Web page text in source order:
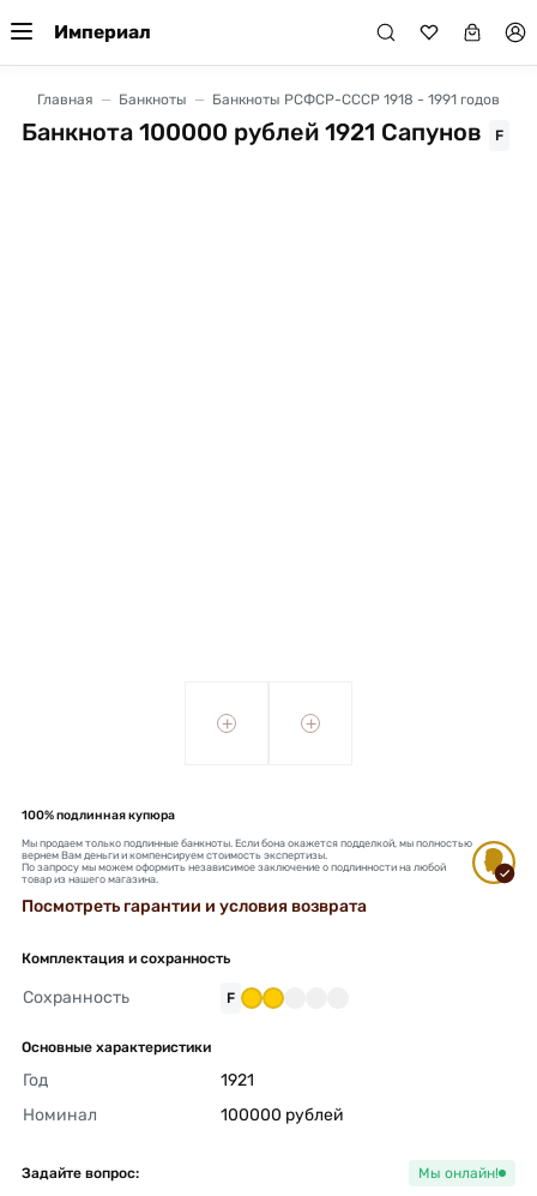
Империал
Главная Банкноты Банкноты РСФСР-СССР 1918 - 1991 годов
Банкнота 100000 рублей 1921 Сапунов F
+ +
100% подлинная купюра
Мы продаем только подлинные банкноты. Если бона окажется подделкой, мы полностью
вернем Вам деньги и компенсируем стоимость экспертизы.
По запросу мы можем оформить независимое заключение о подлинности на любой
товар из нашего магазина.
Посмотреть гарантии и условия возврата
Комплектация и сохранность
Сохранность F
Основные характеристики
Год
1921
Номинал
100000 рублей
Задайте вопрос: Мы онлайн!